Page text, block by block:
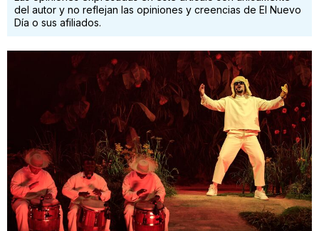
del autor y no reflejan las opiniones y creencias de El Nuevo
Día o sus afiliados.